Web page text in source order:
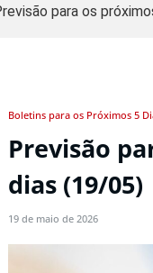
para os
Boletins para os Próximos 5
Previsão
dias (19/05)
19 de maio de 2026